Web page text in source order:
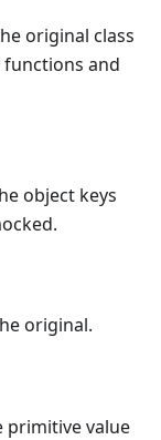
original class
functions and
object keys
original.
primitive value